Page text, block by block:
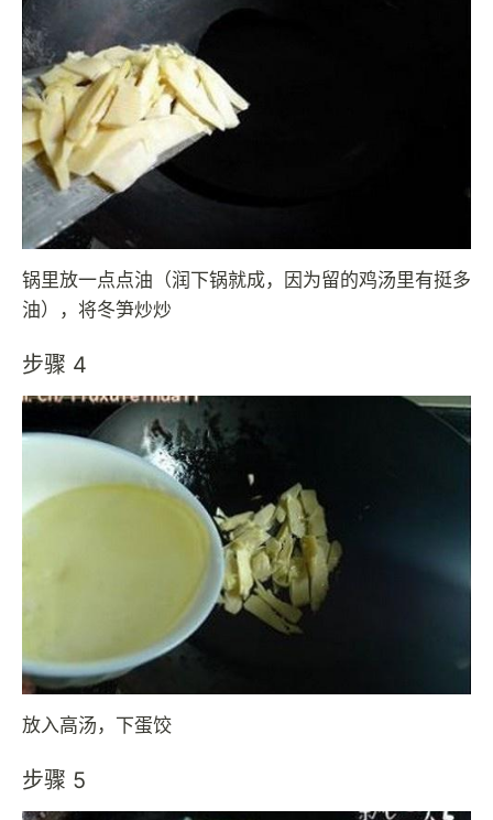
锅里放一点点油（润下锅就成，因为留的鸡汤里有挺多
油），将冬笋炒炒
步骤 4
放入高汤，下蛋饺
步骤 5